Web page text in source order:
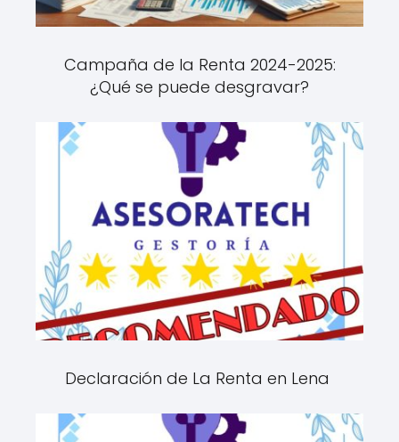
Campaña de la Renta 2024-2025:
¿Qué se puede desgravar?
Declaración de La Renta en Lena